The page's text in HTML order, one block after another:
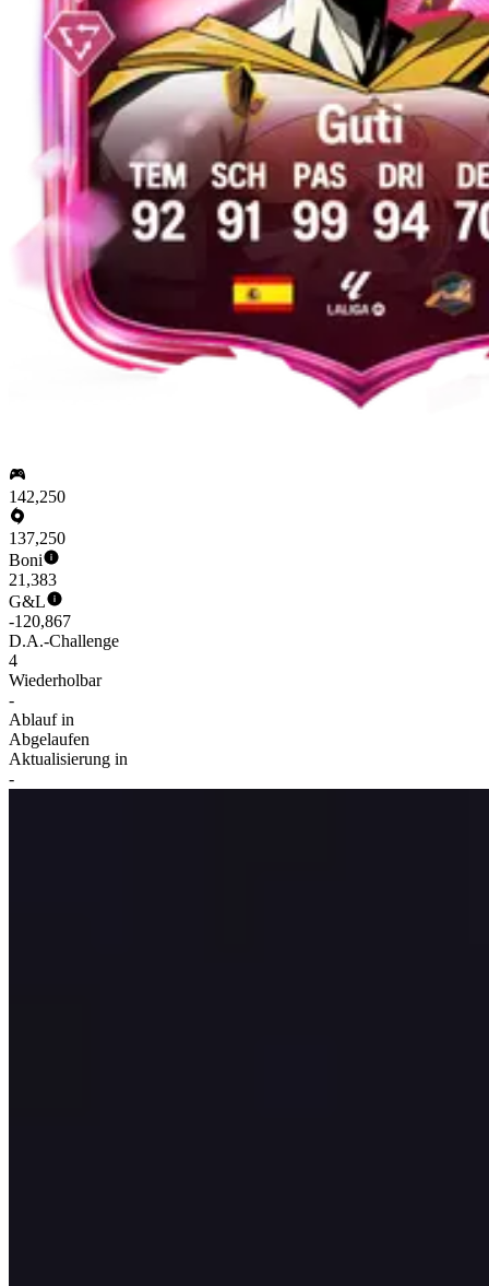
142,250
137,250
Boni
21,383
G&L
-120,867
D.A.-Challenge
4
Wiederholbar
-
Ablauf in
Abgelaufen
Aktualisierung in
-